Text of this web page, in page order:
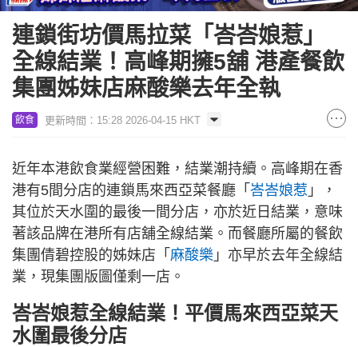
連鎖街坊價馬拉菜「峇峇娘惹」
全線結業！高峰期擁5舖 港產餐飲
集團姊妹店麻酸樂去年全執
飲食 更新時間：15:28 2026-04-15 HKT
近年本港飲食業經營困難，結業潮持續。高峰期在香
港有5間分店的連鎖馬來西亞菜餐廳「 峇峇娘惹 」，
其位於天水圍的最後一間分店，亦於近日結業，意味
著該品牌在港所有店舖全線結業。而餐廳所屬的餐飲
集團倩碧控股的姊妹店「 麻酸樂 」亦早於去年全線結
業，現集團版圖僅剩一店。
峇峇娘惹全線結業！平價馬來西亞菜天
水圍最後分店